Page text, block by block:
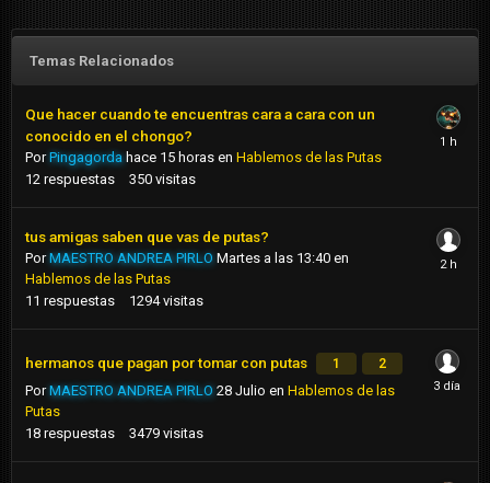
Temas Relacionados
Que hacer cuando te encuentras cara a cara con un
conocido en el chongo?
PorPingagorda hace 15 horas en Hablemos de las Putas
12 respuestas 350 visitas
tus amigas saben que vas de putas?
PorMAESTRO ANDREA PIRLO Martes a las 13:40 en
Hablemos de las Putas
11 respuestas 1294 visitas
hermanos que pagan por tomar con putas 1 2
PorMAESTRO ANDREA PIRLO 28 Julio en Hablemos de las
Putas
18 respuestas 3479 visitas